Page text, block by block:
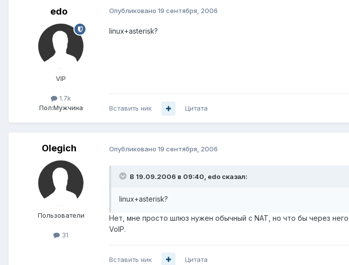
edo
VIP
1.7k
Пол:Мужчина
Опубликовано 19 сентября, 2006
linux+asterisk?
Вставить ник Цитата
Olegich
Пользователи
31
Опубликовано 19 сентября, 2006
В 19.09.2006 в 09:40, edo сказал:
linux+asterisk?
Нет, мне просто шлюз нужен обычный с NAT, но что бы через
VoIP.
Вставить ник Цитата